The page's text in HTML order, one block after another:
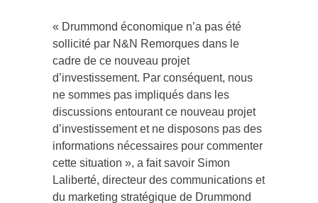
« Drummond économique n’a pas été
sollicité par N&N Remorques dans le
cadre de ce nouveau projet
d’investissement. Par conséquent, nous
ne sommes pas impliqués dans les
discussions entourant ce nouveau projet
d’investissement et ne disposons pas des
informations nécessaires pour commenter
cette situation », a fait savoir Simon
Laliberté, directeur des communications et
du marketing stratégique de Drummond